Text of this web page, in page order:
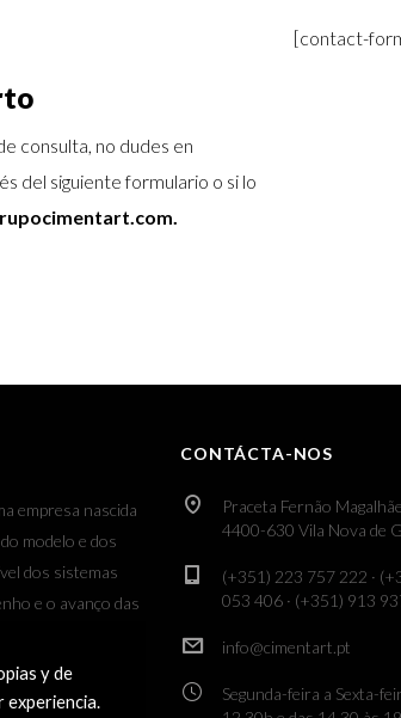
consulta, no dudes en
del siguiente formulario o si lo
[contact-
empresa nascida
modelo e dos
dos sistemas
e o avanço das
CONTÁCTA-NOS
Praceta Fernão
4400-630 Vila Nova de
(+351) 223 757 222 ·
053 406 · (+351) 913
info@cimentart.pt
Segunda-feira a Sexta-
y de
experiencia.